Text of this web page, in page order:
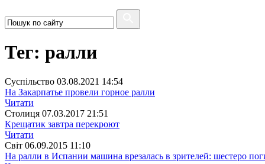
Тег: ралли
Суспiльство 03.08.2021 14:54
На Закарпатье провели горное ралли
Читати
Столиця 07.03.2017 21:51
Крещатик завтра перекроют
Читати
Свiт 06.09.2015 11:10
На ралли в Испании машина врезалась в зрителей: шестеро